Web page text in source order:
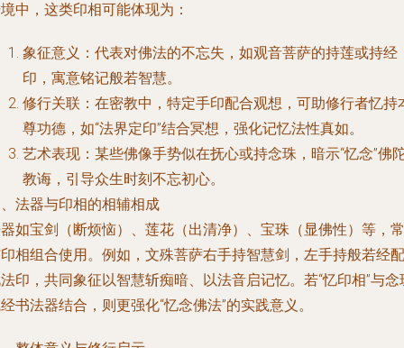
中，这类印相可能体现为：
象征意义：代表对佛法的不忘失，如观音菩萨的持莲或持经
印，寓意铭记般若智慧。
修行关联：在密教中，特定手印配合观想，可助修行者忆持
尊功德，如“法界定印”结合冥想，强化记忆法性真如。
艺术表现：某些佛像手势似在抚心或持念珠，暗示“忆念”佛
教诲，引导众生时刻不忘初心。
法器与印相的相辅相成
如宝剑（断烦恼）、莲花（出清净）、宝珠（显佛性）等，常
相组合使用。例如，文殊菩萨右手持智慧剑，左手持般若经配
印，共同象征以智慧斩痴暗、以法音启记忆。若“忆印相”与念
书法器结合，则更强化“忆念佛法”的实践意义。